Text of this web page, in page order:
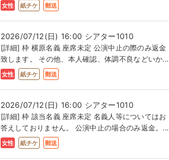
女性 紙チケ 郵送
2026/07/12(日) 16:00 シアター1010
[詳細] 枠 横原名義 座席未定 公演中止の際のみ返金
致します。 その他、本人確認、体調不良などいか...
女性 紙チケ 郵送
2026/07/12(日) 16:00 シアター1010
[詳細] 枠 該当名義 座席未定 名義人等についてはお
答えしておりません。 公演中止の場合のみ返金。...
女性 紙チケ 郵送